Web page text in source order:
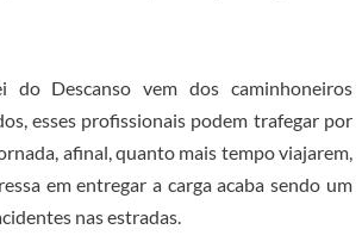
Descanso vem dos caminhoneiros
esses profissionais podem trafegar por
afinal, quanto mais tempo viajarem,
em entregar a carga acaba sendo um
nas estradas.